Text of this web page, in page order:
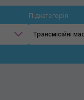
Підкатегорія
Трансмісійні